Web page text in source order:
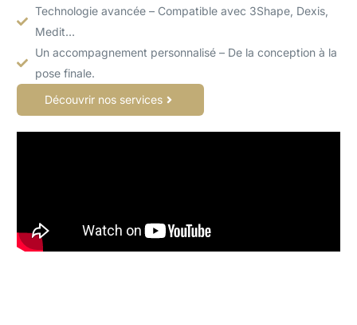
Technologie avancée – Compatible avec 3Shape, Dexis,
Medit…
Un accompagnement personnalisé – De la conception à la
pose finale.
Découvrir nos services